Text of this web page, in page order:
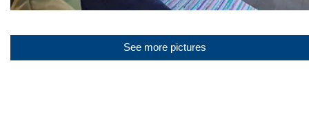
See more pictures